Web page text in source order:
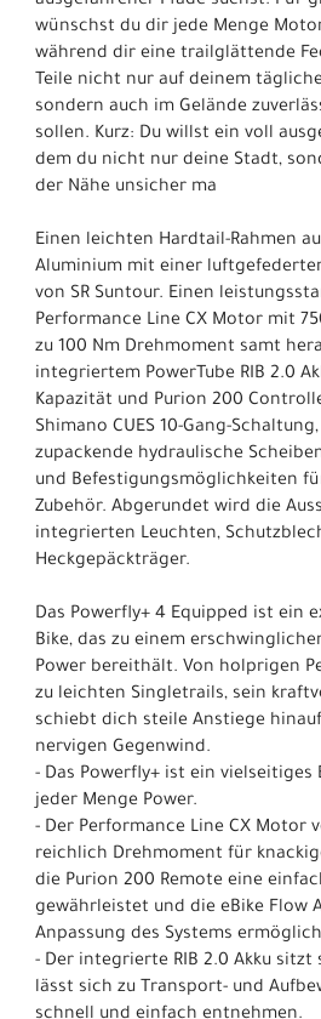
wünschst du dir jede Menge
während dir eine trailglättende
Teile nicht nur auf deinem
sondern auch im Gelände
sollen. Kurz: Du willst ein voll
dem du nicht nur deine Stadt,
der Nähe unsicher ma
Einen leichten Hardtail-Rahmen
Aluminium mit einer
von SR Suntour. Einen
Performance Line CX Motor mit
zu 100 Nm Drehmoment samt
integriertem PowerTube RIB 2.0
Kapazität und Purion 200
Shimano CUES 10-Gang-
zupackende hydraulische
und Befestigungsmöglichkeiten
Zubehör. Abgerundet wird die
integrierten Leuchten,
Heckgepäckträger.
Das Powerfly+ 4 Equipped ist ein
Bike, das zu einem
Power bereithält. Von holprigen
zu leichten Singletrails, sein
schiebt dich steile Anstiege
nervigen Gegenwind.
- Das Powerfly+ ist ein vielseitiges
jeder Menge Power.
- Der Performance Line CX Motor
reichlich Drehmoment für
die Purion 200 Remote eine
gewährleistet und die eBike Flow
Anpassung des Systems
- Der integrierte RIB 2.0 Akku sitzt
lässt sich zu Transport- und